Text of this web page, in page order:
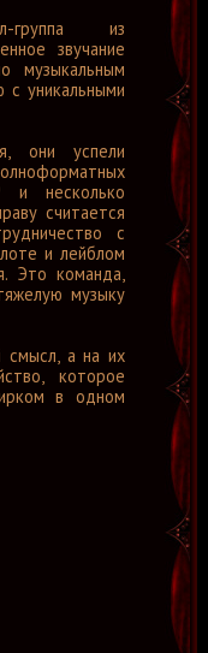
группа из
звучание
музыкальным
с уникальными
они успели
несколько
считается
с
и лейблом
Это команда,
музыку
смысл, а на их
которое
в одном